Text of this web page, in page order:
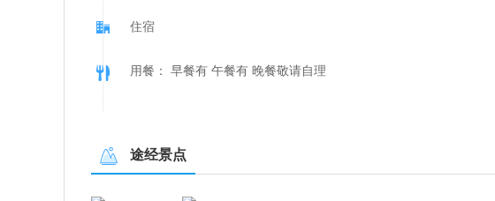
住宿
用餐： 早餐有 午餐有 晚餐敬请自理
途经景点